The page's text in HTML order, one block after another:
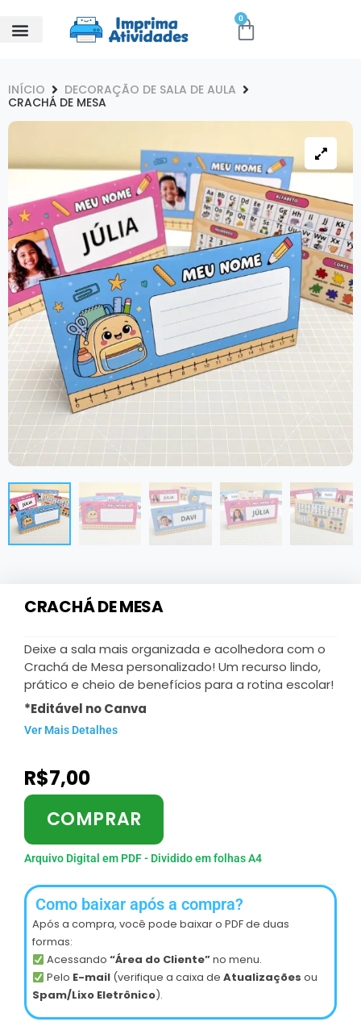
0
INÍCIO
DECORAÇÃO DE SALA DE AULA
CRACHÁ DE MESA
CRACHÁ DE MESA
Deixe a sala mais organizada e acolhedora com o
Crachá de Mesa personalizado! Um recurso lindo,
prático e cheio de benefícios para a rotina escolar!
*Editável no Canva
Ver Mais Detalhes
R$7,00
COMPRAR
Arquivo Digital em PDF - Dividido em folhas A4
Como baixar após a compra?
Após a compra, você pode baixar o PDF de duas
formas:
Acessando “Área do Cliente”no menu.
Pelo E-mail(verifique a caixa de Atualizações ou
Spam/Lixo Eletrônico).